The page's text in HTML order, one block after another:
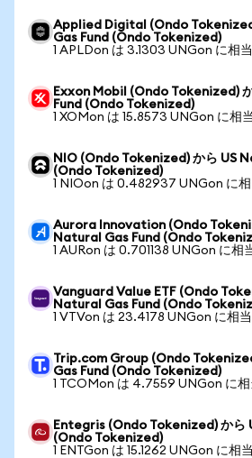
Applied Digital (Ondo
Gas Fund (Ondo Tokenized)
1 APLDon は 3.1303 UNGon に相当
Exxon Mobil (Ondo Tokenized)
Fund (Ondo Tokenized)
1 XOMon は 15.8573 UNGon に相当
NIO (Ondo Tokenized) から US
(Ondo Tokenized)
1 NIOon は 0.482937 UNGon に相
Aurora Innovation (Ondo
Natural Gas Fund (Ondo
1 AURon は 0.701138 UNGon に相
Vanguard Value ETF (Ondo
Natural Gas Fund (Ondo
1 VTVon は 23.4178 UNGon に相当
Trip.com Group (Ondo
Gas Fund (Ondo Tokenized)
1 TCOMon は 4.7559 UNGon に相
Entegris (Ondo Tokenized) から
(Ondo Tokenized)
1 ENTGon は 15.1262 UNGon に相当